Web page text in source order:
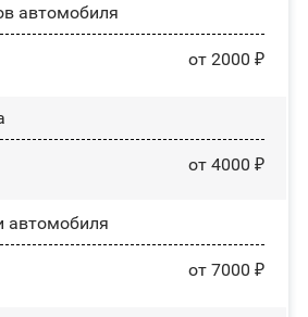
автомобиля
от 2000 ₽
от 4000 ₽
автомобиля
от 7000 ₽